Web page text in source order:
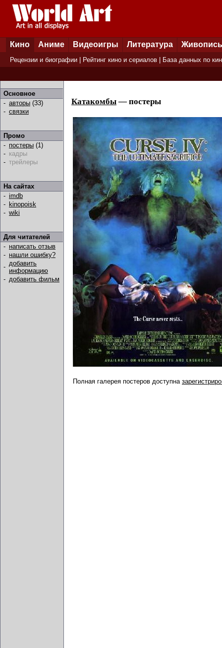
Кино Аниме Видеоигры Литература Живопись
Рецензии и биографии Рейтинг кино и сериалов База данных по
Основное
- авторы (33)
- связки
Промо
- постеры (1)
- кадры
- трейлеры
На сайтах
- imdb
- kinopoisk
- wiki
Для читателей
- написать отзыв
- нашли ошибку?
- добавить
информацию
- добавить фильм
Катакомбы— постеры
Полная галерея постеров доступна